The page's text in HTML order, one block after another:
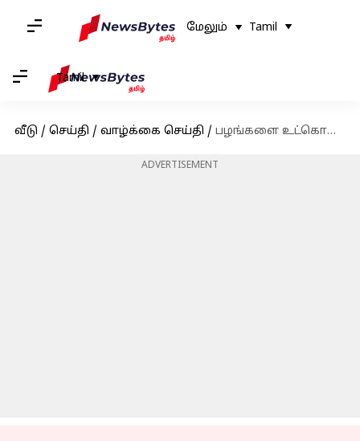
மேலும் Tamil
Tamil
வீடு / செய்தி / வாழ்க்கை செய்தி / பழங்களை உட்கொள்ளும் போது நீங்கள் தவிர்க்க வேண்டிய சில விஷயங்கள்
ADVERTISEMENT